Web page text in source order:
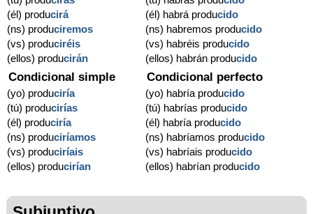
(él) producirá
(ns) produciremos
(vs) produciréis
(ellos) producirán
(él) habrá producido
(ns) habremos producido
(vs) habréis producido
(ellos) habrán producido
Condicional simple
(yo) produciría
(tú) producirías
(él) produciría
(ns) produciríamos
(vs) produciríais
(ellos) producirían
Condicional perfecto
(yo) habría producido
(tú) habrías producido
(él) habría producido
(ns) habríamos producido
(vs) habríais producido
(ellos) habrían producido